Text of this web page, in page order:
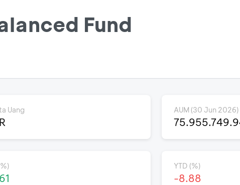
Fund
Uang AUM (30 Jun 2026)
YTD (%)
-8.88